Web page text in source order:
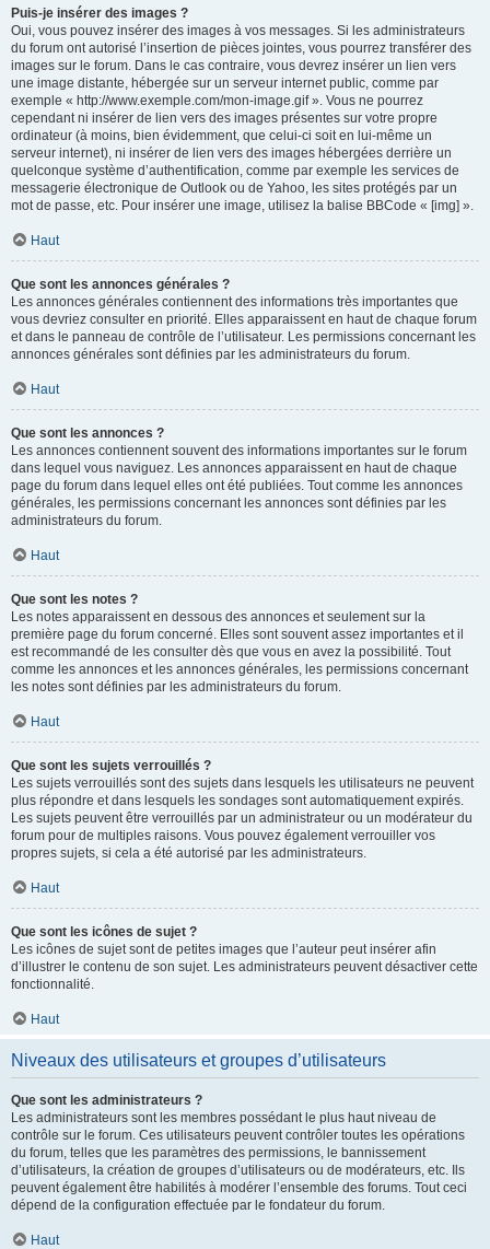
Puis-je insérer des images ?
Oui, vous pouvez insérer des images à vos messages. Si les administrateurs
du forum ont autorisé l’insertion de pièces jointes, vous pourrez transférer des
images sur le forum. Dans le cas contraire, vous devrez insérer un lien vers
une image distante, hébergée sur un serveur internet public, comme par
exemple « http://www.exemple.com/mon-image.gif ». Vous ne pourrez
cependant ni insérer de lien vers des images présentes sur votre propre
ordinateur (à moins, bien évidemment, que celui-ci soit en lui-même un
serveur internet), ni insérer de lien vers des images hébergées derrière un
quelconque système d’authentification, comme par exemple les services de
messagerie électronique de Outlook ou de Yahoo, les sites protégés par un
mot de passe, etc. Pour insérer une image, utilisez la balise BBCode « [img] ».
Haut
Que sont les annonces générales ?
Les annonces générales contiennent des informations très importantes que
vous devriez consulter en priorité. Elles apparaissent en haut de chaque forum
et dans le panneau de contrôle de l’utilisateur. Les permissions concernant les
annonces générales sont définies par les administrateurs du forum.
Haut
Que sont les annonces ?
Les annonces contiennent souvent des informations importantes sur le forum
dans lequel vous naviguez. Les annonces apparaissent en haut de chaque
page du forum dans lequel elles ont été publiées. Tout comme les annonces
générales, les permissions concernant les annonces sont définies par les
administrateurs du forum.
Haut
Que sont les notes ?
Les notes apparaissent en dessous des annonces et seulement sur la
première page du forum concerné. Elles sont souvent assez importantes et il
est recommandé de les consulter dès que vous en avez la possibilité. Tout
comme les annonces et les annonces générales, les permissions concernant
les notes sont définies par les administrateurs du forum.
Haut
Que sont les sujets verrouillés ?
Les sujets verrouillés sont des sujets dans lesquels les utilisateurs ne peuvent
plus répondre et dans lesquels les sondages sont automatiquement expirés.
Les sujets peuvent être verrouillés par un administrateur ou un modérateur du
forum pour de multiples raisons. Vous pouvez également verrouiller vos
propres sujets, si cela a été autorisé par les administrateurs.
Haut
Que sont les icônes de sujet ?
Les icônes de sujet sont de petites images que l’auteur peut insérer afin
d’illustrer le contenu de son sujet. Les administrateurs peuvent désactiver cette
fonctionnalité.
Haut
Niveaux des utilisateurs et groupes d’utilisateurs
Que sont les administrateurs ?
Les administrateurs sont les membres possédant le plus haut niveau de
contrôle sur le forum. Ces utilisateurs peuvent contrôler toutes les opérations
du forum, telles que les paramètres des permissions, le bannissement
d’utilisateurs, la création de groupes d’utilisateurs ou de modérateurs, etc. Ils
peuvent également être habilités à modérer l’ensemble des forums. Tout ceci
dépend de la configuration effectuée par le fondateur du forum.
Haut